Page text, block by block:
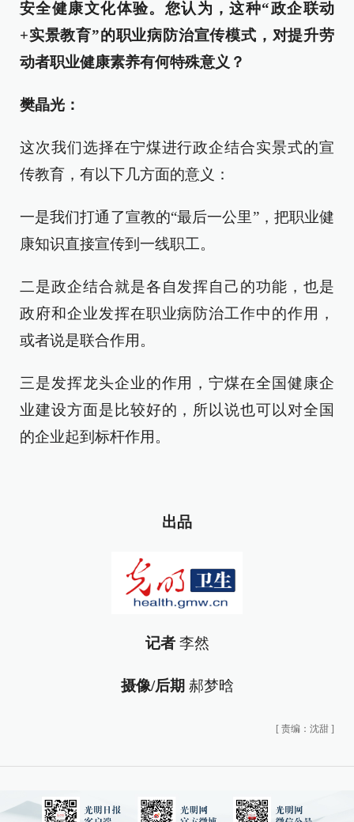
安全健康文化体验。您认为，这种“政企联动
+实景教育”的职业病防治宣传模式，对提升劳
动者职业健康素养有何特殊意义？
樊晶光：
这次我们选择在宁煤进行政企结合实景式的宣
传教育，有以下几方面的意义：
一是我们打通了宣教的“最后一公里”，把职业健
康知识直接宣传到一线职工。
二是政企结合就是各自发挥自己的功能，也是
政府和企业发挥在职业病防治工作中的作用，
或者说是联合作用。
三是发挥龙头企业的作用，宁煤在全国健康企
业建设方面是比较好的，所以说也可以对全国
的企业起到标杆作用。
出品
记者 李然
摄像/后期 郝梦晗
[ 责编：沈甜 ]